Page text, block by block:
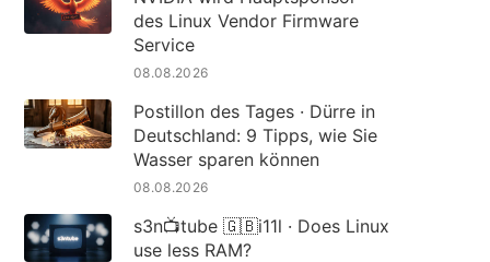
des Linux Vendor Firmware
Service
08.08.2026
Postillon des Tages · Dürre in
Deutschland: 9 Tipps, wie Sie
Wasser sparen können
08.08.2026
s3n📺tube 🇬🇧i11l · Does Linux
use less RAM?